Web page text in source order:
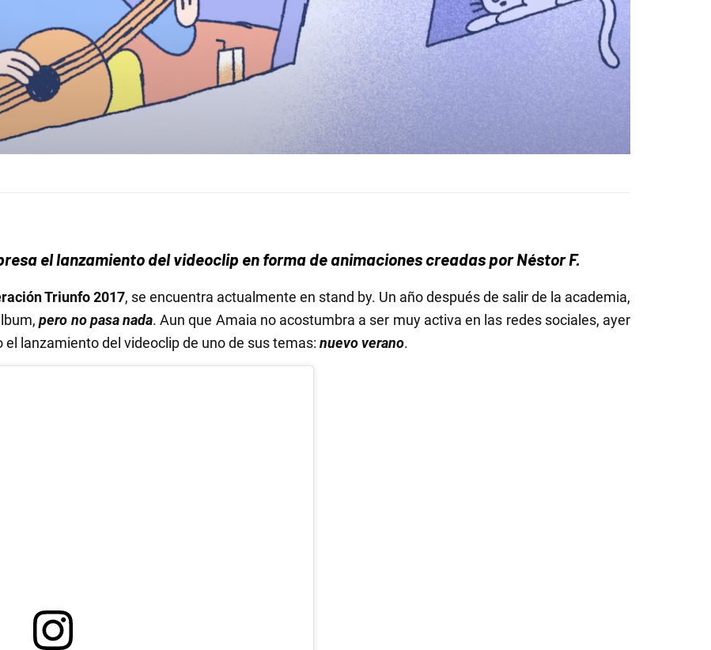
el lanzamiento del videoclip en forma de animaciones creadas por Néstor F.
Triunfo 2017, se encuentra actualmente en stand by. Un año después de salir de la academia,
pero no pasa nada. Aun que Amaia no acostumbra a ser muy activa en las redes sociales, ayer
lanzamiento del videoclip de uno de sus temas: nuevo verano.